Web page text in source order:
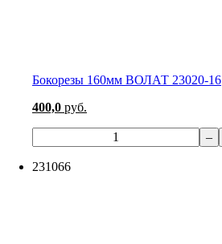
Бокорезы 160мм ВОЛАТ 23020-16
400,0 руб.
–
231066